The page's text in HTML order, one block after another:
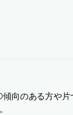
向のある方や